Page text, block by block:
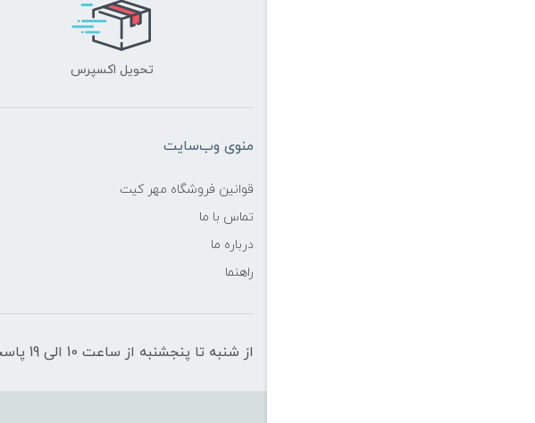
تحویل اکسپرس
منوی وب‌سایت
قوانین فروشگاه مهر کیت
تماس با ما
درباره ما
راهنما
از شنبه تا پنجشنبه از ساعت 10 الی 19 پاسخگوی شما هستیم